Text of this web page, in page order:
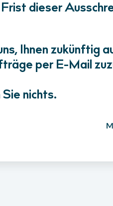
dieser
Ihnen zukünftig
per E-Mail
nichts.